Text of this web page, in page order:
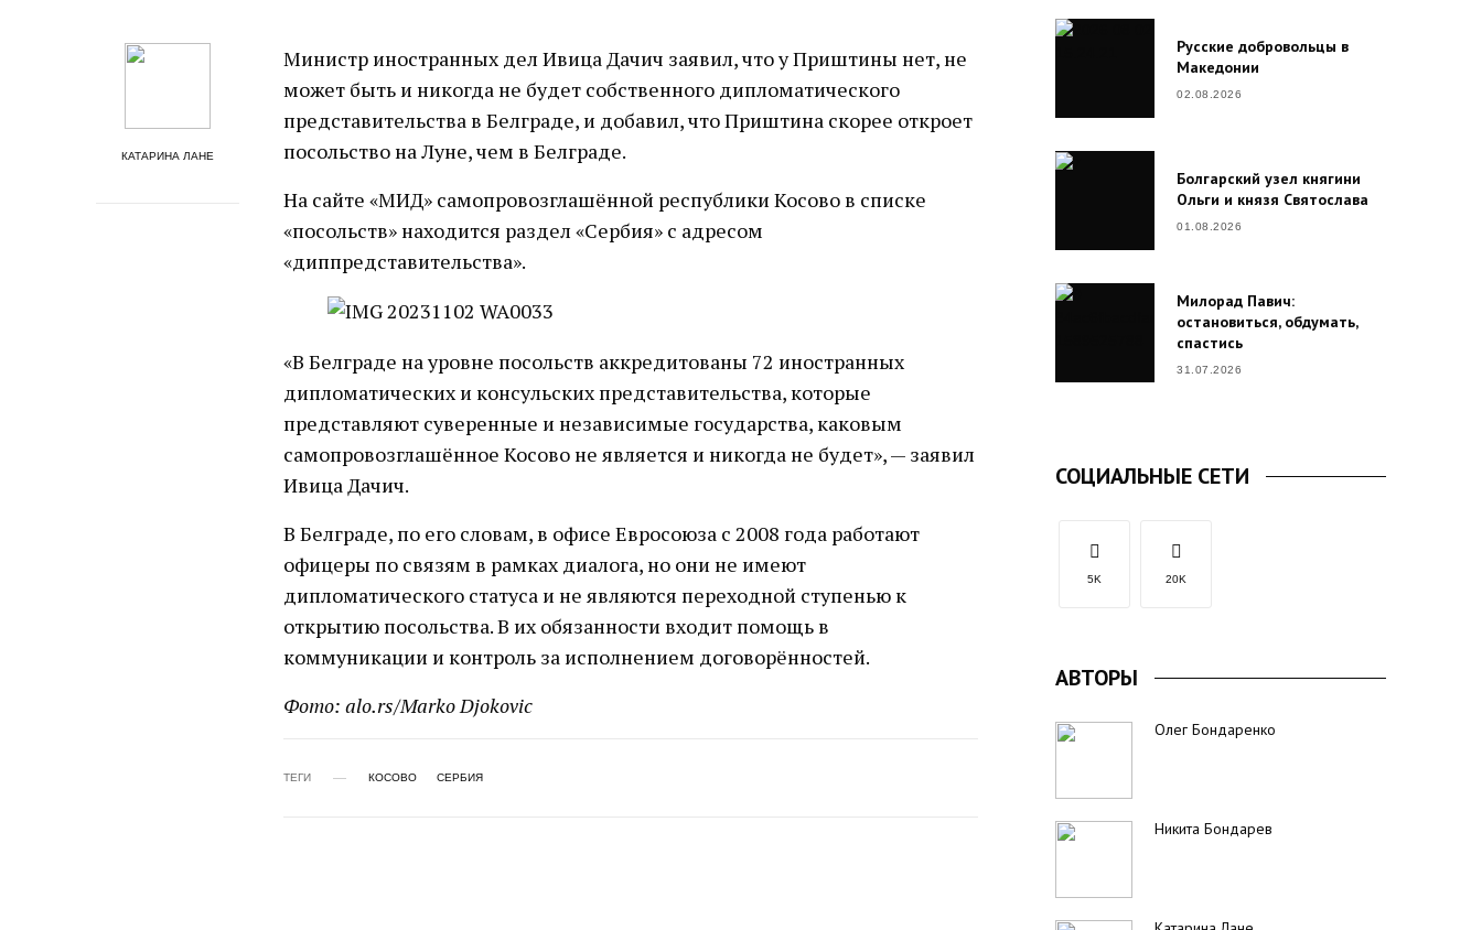
КАТАРИНА ЛАНЕ
Министр иностранных дел Ивица Дачич заявил, что у Приштины нет, не
может быть и никогда не будет собственного дипломатического
представительства в Белграде, и добавил, что Приштина скорее откроет
посольство на Луне, чем в Белграде.
На сайте «МИД» самопровозглашённой республики Косово в списке
«посольств» находится раздел «Сербия» с адресом
«диппредставительства».
«В Белграде на уровне посольств аккредитованы 72 иностранных
дипломатических и консульских представительства, которые
представляют суверенные и независимые государства, каковым
самопровозглашённое Косово не является и никогда не будет», — заявил
Ивица Дачич.
В Белграде, по его словам, в офисе Евросоюза с 2008 года работают
офицеры по связям в рамках диалога, но они не имеют
дипломатического статуса и не являются переходной ступенью к
открытию посольства. В их обязанности входит помощь в
коммуникации и контроль за исполнением договорённостей.
Фото: alo.rs/Marko Djokovic
ТЕГИ КОСОВО СЕРБИЯ
Русские добровольцы в
Македонии
02.08.2026
Болгарский узел княгини
Ольги и князя Святослава
01.08.2026
Милорад Павич:
остановиться, обдумать,
спастись
31.07.2026
СОЦИАЛЬНЫЕ СЕТИ
5K 20K
АВТОРЫ
Олег Бондаренко
Никита Бондарев